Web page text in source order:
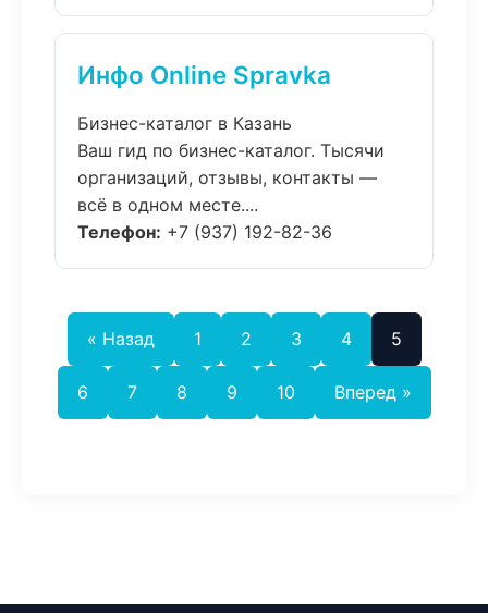
Инфо Online Spravka
Бизнес-каталог в Казань
Ваш гид по бизнес-каталог. Тысячи
организаций, отзывы, контакты —
всё в одном месте....
Телефон: +7 (937) 192-82-36
« Назад 1 2 3 4 5
6 7 8 9 10 Вперед »